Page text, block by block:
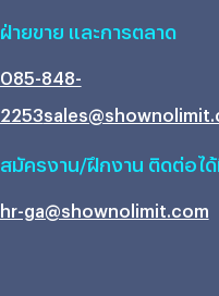
ฝ่ายขาย และการตลาด
085-848-
2253
สมัครงาน/ฝึกงาน ติดต่อไ
hr-ga@shownolimit.com